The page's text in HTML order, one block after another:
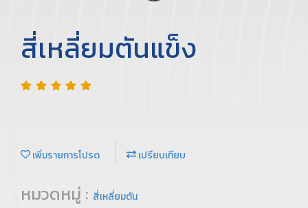
สี่เหลี่ยมตันแข็ง
เพิ่มรายการโปรด เปรียบเทียบ
หมวดหมู่ : สี่เหลี่ยมตัน